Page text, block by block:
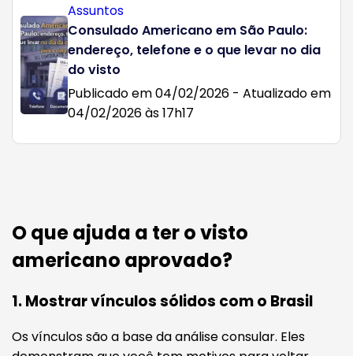
Assuntos
Consulado Americano em São Paulo:
endereço, telefone e o que levar no dia
do visto
Publicado em 04/02/2026 - Atualizado em
04/02/2026 às 17h17
O que ajuda a ter o visto
americano aprovado?
1. Mostrar vínculos sólidos com o Brasil
Os vínculos são a base da análise consular. Eles